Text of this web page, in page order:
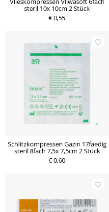
steril 10x 10cm 2 Stück
€ 0,55
Schlitzkompressen Gazin 17faedig
steril 8fach 7,5x 7,5cm 2 Stück
€ 0,60